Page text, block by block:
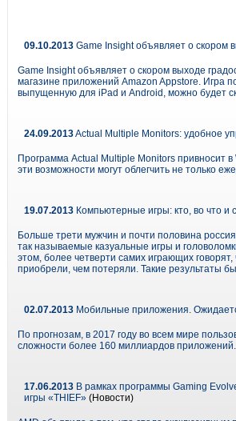
09.10.2013 Game Insight объявляет о скором
Game Insight объявляет о скором выходе
магазине приложений Amazon Appstore. Игра
выпущенную для iPad и Android, можно будет
24.09.2013Actual Multiple Monitors: удобное
Программа Actual Multiple Monitors привносит
эти возможности могут облегчить не только
19.07.2013 Компьютерные игры: кто, во что и
Больше трети мужчин и почти половина
так называемые казуальные игры и
этом, более четверти самих играющих
приобрели, чем потеряли. Такие результаты
02.07.2013 Мобильные приложения.
По прогнозам, в 2017 году во всем мире
сложности более 160 миллиардов
17.06.2013 В рамках программы Gaming
игры «THIEF» (Новости)